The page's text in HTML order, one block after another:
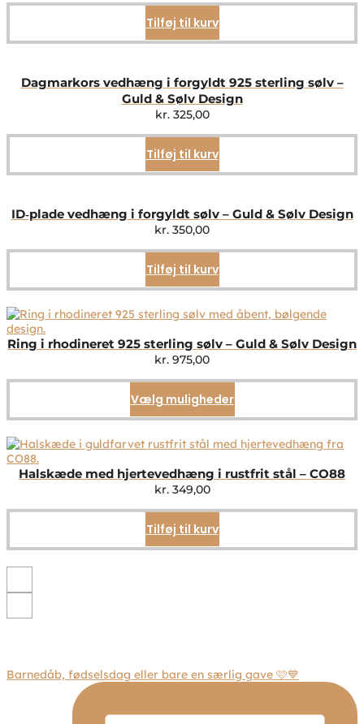
Tilføj til kurv
Dagmarkors vedhæng i forgyldt 925 sterling sølv –
Guld & Sølv Design
kr.325,00
Tilføj til kurv
ID‑plade vedhæng i forgyldt sølv – Guld & Sølv Design
kr. 350,00
Tilføj til kurv
Ring i rhodineret 925 sterling sølv – Guld & Sølv Design
kr. 975,00
Vælg mulighederDette
vare
flere
Mulighederne
på
Halskæde med hjertevedhæng i rustfrit stål – CO88
kr.349,00
Tilføj til kurv
Barnedåb, fødselsdag eller bare en særlig gave 🩷💙